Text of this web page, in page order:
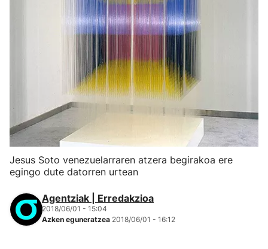
Jesus Soto venezuelarraren atzera begirakoa ere
egingo dute datorren urtean
Agentziak | Erredakzioa
2018/06/01 - 15:04
Azken eguneratzea 2018/06/01 - 16:12